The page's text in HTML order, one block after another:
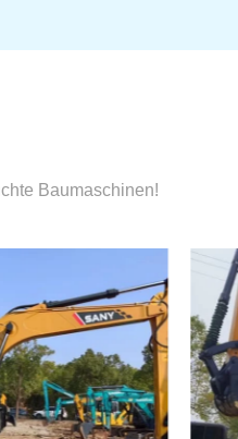
Baumaschinen!